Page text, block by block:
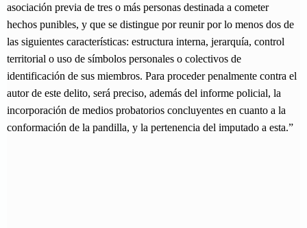
asociación previa de tres o más personas destinada a cometer
hechos punibles, y que se distingue por reunir por lo menos dos de
las siguientes características: estructura interna, jerarquía, control
territorial o uso de símbolos personales o colectivos de
identificación de sus miembros. Para proceder penalmente contra el
autor de este delito, será preciso, además del informe policial, la
incorporación de medios probatorios concluyentes en cuanto a la
conformación de la pandilla, y la pertenencia del imputado a esta.”